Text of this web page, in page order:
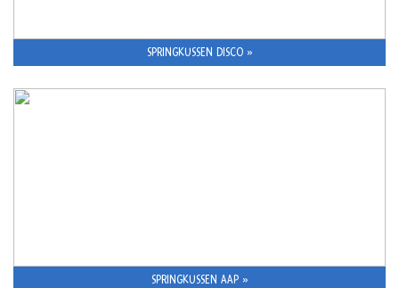
SPRINGKUSSEN DISCO »
SPRINGKUSSEN AAP »